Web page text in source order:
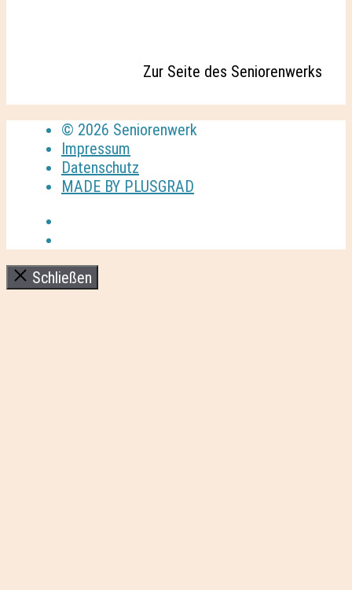
Zur Seite des Seniorenwerks
© 2026 Seniorenwerk
Impressum
Datenschutz
MADE BY PLUSGRAD
Schließen